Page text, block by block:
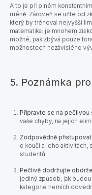
A to je při plném
méně. Zároveň se učte od
který by trénoval nejvyšší
matematika: je mnohem
možné, pak zbývá pouze
možnostech nezávislého
5. Poznámka
Připravte se na pečlivou
vaše chyby, na jejich
Zodpovědně
o kouči a jeho aktivitách,
studentů.
Pečlivě dodržujte
jediný způsob, jak
kategorie herních